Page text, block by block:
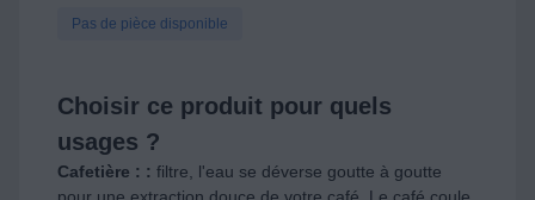
Pas de pièce disponible
Choisir ce produit pour quels
usages ?
Cafetière : : filtre, l'eau se déverse goutte à goutte